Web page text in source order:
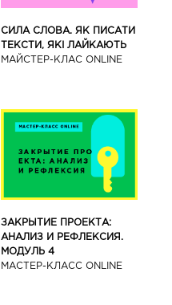
СИЛА СЛОВА. ЯК ПИСАТИ
ТЕКСТИ, ЯКІ ЛАЙКАЮТЬ
МАЙСТЕР-КЛАС ONLINE
ЗАКРЫТИЕ ПРОЕКТА:
АНАЛИЗ И РЕФЛЕКСИЯ.
МОДУЛЬ 4
МАСТЕР-КЛАСС ONLINE